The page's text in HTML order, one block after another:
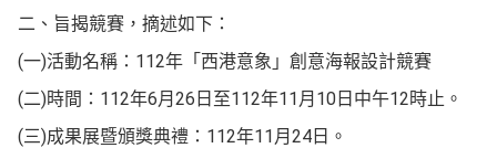
二、旨揭競賽，摘述如下：
(一)活動名稱：112年「西港意象」創意海報設計競賽
(二)時間：112年6月26日至112年11月10日中午12時止。
(三)成果展暨頒獎典禮：112年11月24日。